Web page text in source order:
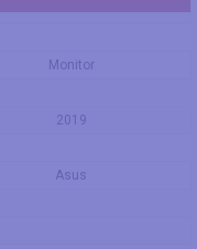
Monitor
2019
Asus